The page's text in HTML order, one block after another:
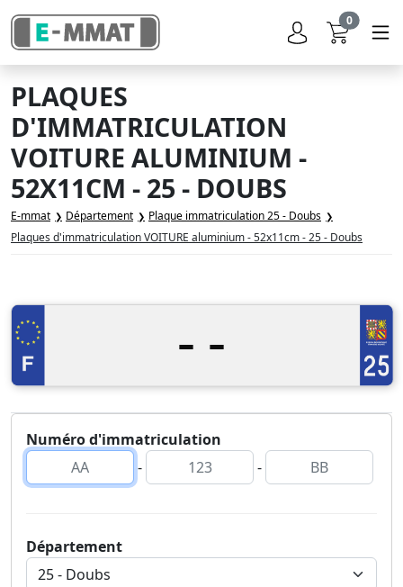
0
PLAQUES
D'IMMATRICULATION
VOITURE ALUMINIUM -
52X11CM - 25 - DOUBS
E-mmat Département
Plaque immatriculation 25 - Doubs
Plaques d'immatriculation VOITURE aluminium - 52x11cm - 25 - Doubs
- -
Numéro d'immatriculation
-
-
Département